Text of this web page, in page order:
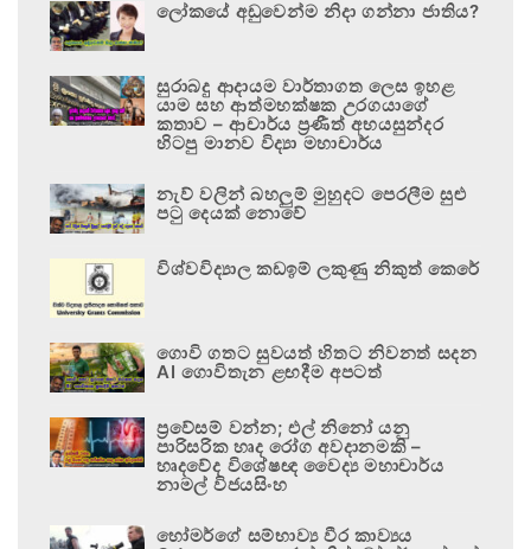
ලෝකයේ අඩුවෙන්ම නිදා ගන්නා ජාතිය?
සුරාබදු ආදායම වාර්තාගත ලෙස ඉහළ
යාම සහ ආත්මභක්ෂක උරගයාගේ
කතාව – ආචාර්ය ප්‍රණීත් අභයසුන්දර
හිටපු මානව විද්‍යා මහාචාර්ය
නැව් වලින් බහලුම් මුහුදට පෙරලීම සුළු
පටු දෙයක් නොවේ
විශ්වවිද්‍යාල කඩඉම් ලකුණු නිකුත් කෙරේ
ගොවි ගතට සුවයත් හිතට නිවනත් සදන
AI ගොවිතැන ළඟදීම අපටත්
ප්‍රවේසම් වන්න; එල් නිනෝ යනු
පාරිසරික හෘද රෝග අවදානමකි –
හෘදවේද විශේෂඥ වෛද්‍ය මහාචාර්ය
නාමල් විජයසිංහ
හෝමර්ගේ සම්භාව්‍ය වීර කාව්‍යය